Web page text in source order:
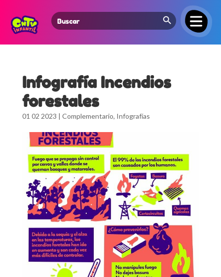
Search
for:
Search Button
Infografía Incendios
forestales
01 02 2023 | Complementario, Infografías